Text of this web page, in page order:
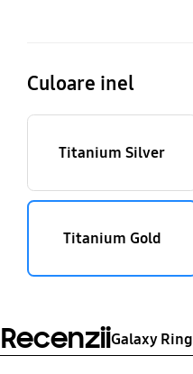
Culoare inel
Titanium Silver
Titanium Gold
RecenziiGalaxy Ring